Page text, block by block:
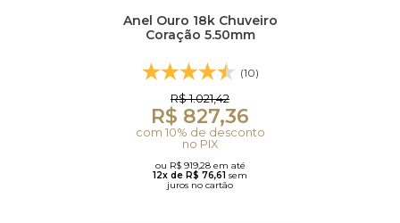
Anel Ouro 18k Chuveiro
Coração 5.50mm
(10)
R$ 1.021,42
R$ 827,36
com 10% de desconto
no PIX
ou R$ 919,28 em até
12x de R$ 76,61 sem
juros no cartão